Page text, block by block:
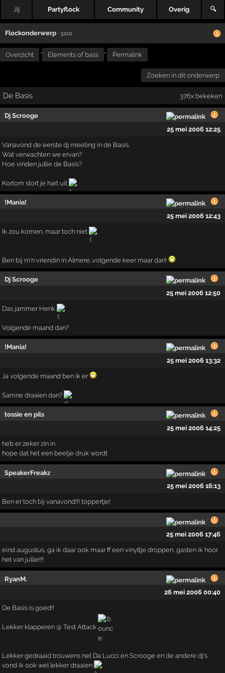
Jij Partyflock Community Overig 🔍
Flockonderwerp · 3210
Overzicht " Elements of bass " Permalink
Zoeken in dit onderwerp
De Basis 376x bekeken
Dj Scrooge
25 mei 2006 12:25
Vanavond de eerste dj meeting in de Basis.
Wat verwachten we ervan?
Hoe vinden jullie de Basis?
Kortom stort je hart uit
!Mania!
25 mei 2006 12:43
Ik zou komen, maar toch niet
Ben bij m'n vriendin in Almere...volgende keer maar dan!
Dj Scrooge
25 mei 2006 12:50
Das jammer Henk
Volgende maand dan?
!Mania!
25 mei 2006 13:32
Ja volgende maand ben ik er
Samne draaien dan?
tossie en pils
25 mei 2006 14:25
heb er zeker zin in
hope dat het een beetje druk wordt
SpeakerFreakz
25 mei 2006 16:13
Ben er toch bij vanavond!!! toppertje!
25 mei 2006 17:46
eind augustus, ga ik daar ook maar ff een vinyltje droppen, gasten ik hoor
het van jullie!!!
RyanM.
26 mei 2006 00:40
De Basis is goed!!
Lekker klapperen @ Test Attack
Lekker gedraaid trouwens net Da Lucci en Scrooge en de andere dj's
vond ik ook wel lekker draaien